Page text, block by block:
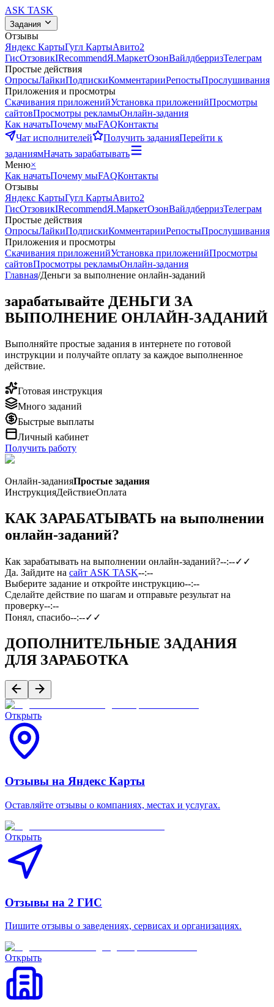
ASK TASK
Задания
Отзывы
Яндекс КартыГугл КартыАвито2
ГисОтзовикIRecommendЯ.МаркетОзонВайлдберризТелеграм
Простые действия
ОпросыЛайкиПодпискиКомментарииРепостыПрослушивания
Приложения и просмотры
Скачивания приложенийУстановка приложенийПросмотры
сайтовПросмотры рекламыОнлайн-задания
Как начатьПочему мыFAQКонтакты
Чат исполнителей
Получить заданияПерейти к
заданиямНачать зарабатывать
Меню×
Как начатьПочему мыFAQКонтакты
Отзывы
Яндекс КартыГугл КартыАвито2
ГисОтзовикIRecommendЯ.МаркетОзонВайлдберризТелеграм
Простые действия
ОпросыЛайкиПодпискиКомментарииРепостыПрослушивания
Приложения и просмотры
Скачивания приложенийУстановка приложенийПросмотры
сайтовПросмотры рекламыОнлайн-задания
Главная/Деньги за выполнение онлайн-заданий
зарабатывайте ДЕНЬГИ ЗА
ВЫПОЛНЕНИЕ ОНЛАЙН-ЗАДАНИЙ
Выполняйте простые задания в интернете по готовой
инструкции и получайте оплату за каждое выполненное
действие.
Готовая инструкция
Много заданий
Быстрые выплаты
Личный кабинет
Получить работу
Онлайн-заданияПростые задания
ИнструкцияДействиеОплата
КАК ЗАРАБАТЫВАТЬ на выполнении
онлайн-заданий?
Как зарабатывать на выполнении онлайн-заданий?--:--✓✓
Да. Зайдите на сайт ASK TASK--:--
Выберите задание и откройте инструкцию--:--
Сделайте действие по шагам и отправьте результат на
проверку--:--
Понял, спасибо--:--✓✓
ДОПОЛНИТЕЛЬНЫЕ ЗАДАНИЯ
ДЛЯ ЗАРАБОТКА
Открыть
Отзывы на Яндекс Карты
Оставляйте отзывы о компаниях, местах и услугах.
Открыть
Отзывы на 2 ГИС
Пишите отзывы о заведениях, сервисах и организациях.
Открыть